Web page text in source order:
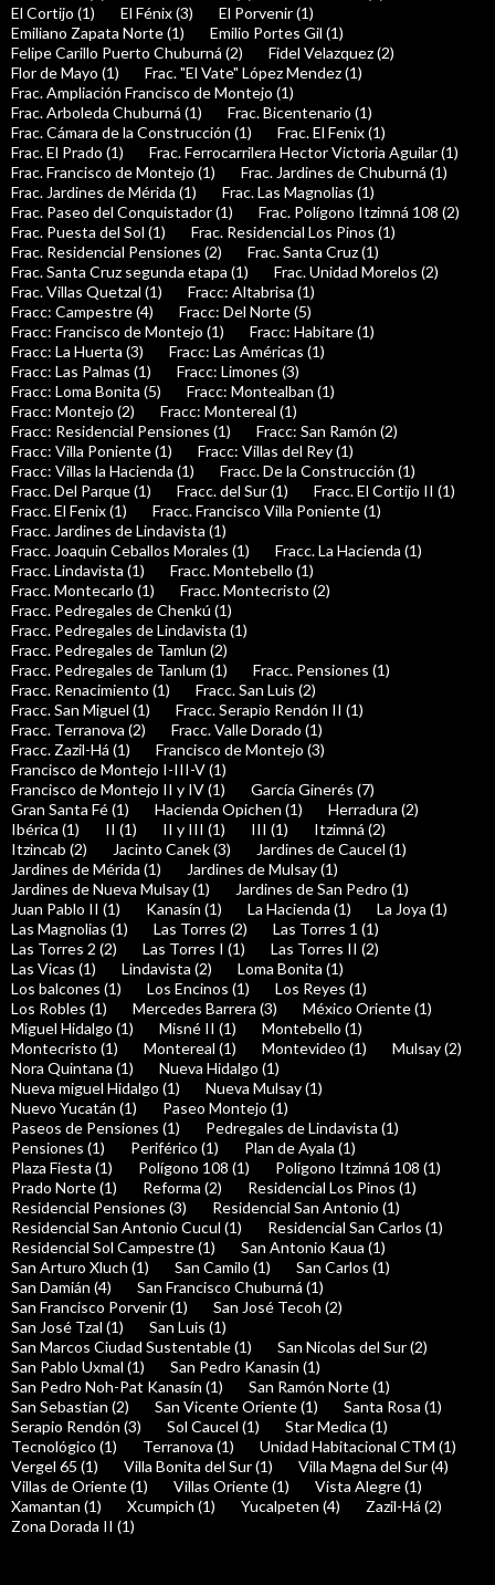
El Cortijo (1)
El Fénix (3)
El Porvenir (1)
Emiliano Zapata Norte (1)
Emilio Portes Gil (1)
Felipe Carillo Puerto Chuburná (2)
Fidel Velazquez (2)
Flor de Mayo (1)
Frac. "El Vate" López Mendez (1)
Frac. Ampliación Francisco de Montejo (1)
Frac. Arboleda Chuburná (1)
Frac. Bicentenario (1)
Frac. Cámara de la Construcción (1)
Frac. El Fenix (1)
Frac. El Prado (1)
Frac. Ferrocarrilera Hector Victoria Aguilar (1)
Frac. Francisco de Montejo (1)
Frac. Jardines de Chuburná (1)
Frac. Jardines de Mérida (1)
Frac. Las Magnolias (1)
Frac. Paseo del Conquistador (1)
Frac. Polígono Itzimná 108 (2)
Frac. Puesta del Sol (1)
Frac. Residencial Los Pinos (1)
Frac. Residencial Pensiones (2)
Frac. Santa Cruz (1)
Frac. Santa Cruz segunda etapa (1)
Frac. Unidad Morelos (2)
Frac. Villas Quetzal (1)
Fracc: Altabrisa (1)
Fracc: Campestre (4)
Fracc: Del Norte (5)
Fracc: Francisco de Montejo (1)
Fracc: Habitare (1)
Fracc: La Huerta (3)
Fracc: Las Américas (1)
Fracc: Las Palmas (1)
Fracc: Limones (3)
Fracc: Loma Bonita (5)
Fracc: Montealban (1)
Fracc: Montejo (2)
Fracc: Montereal (1)
Fracc: Residencial Pensiones (1)
Fracc: San Ramón (2)
Fracc: Villa Poniente (1)
Fracc: Villas del Rey (1)
Fracc: Villas la Hacienda (1)
Fracc. De la Construcción (1)
Fracc. Del Parque (1)
Fracc. del Sur (1)
Fracc. El Cortijo II (1)
Fracc. El Fenix (1)
Fracc. Francisco Villa Poniente (1)
Fracc. Jardines de Lindavista (1)
Fracc. Joaquin Ceballos Morales (1)
Fracc. La Hacienda (1)
Fracc. Lindavista (1)
Fracc. Montebello (1)
Fracc. Montecarlo (1)
Fracc. Montecristo (2)
Fracc. Pedregales de Chenkú (1)
Fracc. Pedregales de Lindavista (1)
Fracc. Pedregales de Tamlun (2)
Fracc. Pedregales de Tanlum (1)
Fracc. Pensiones (1)
Fracc. Renacimiento (1)
Fracc. San Luis (2)
Fracc. San Miguel (1)
Fracc. Serapio Rendón II (1)
Fracc. Terranova (2)
Fracc. Valle Dorado (1)
Fracc. Zazil-Há (1)
Francisco de Montejo (3)
Francisco de Montejo I-III-V (1)
Francisco de Montejo II y IV (1)
García Ginerés (7)
Gran Santa Fé (1)
Hacienda Opichen (1)
Herradura (2)
Ibérica (1)
II (1) II y III (1) III (1)
Itzimná (2)
Itzincab (2)
Jacinto Canek (3)
Jardines de Caucel (1)
Jardines de Mérida (1)
Jardines de Mulsay (1)
Jardines de Nueva Mulsay (1)
Jardines de San Pedro (1)
Juan Pablo II (1)
Kanasín (1) La Hacienda (1)
La Joya (1)
Las Magnolias (1)
Las Torres (2)
Las Torres 1 (1)
Las Torres 2 (2)
Las Torres I (1)
Las Torres II (2)
Las Vicas (1)
Lindavista (2)
Loma Bonita (1)
Los balcones (1)
Los Encinos (1)
Los Reyes (1)
Los Robles (1)
Mercedes Barrera (3)
México Oriente (1)
Miguel Hidalgo (1)
Misné II (1)
Montebello (1)
Montecristo (1)
Montereal (1) Montevideo (1)
Mulsay (2)
Nora Quintana (1)
Nueva Hidalgo (1)
Nueva miguel Hidalgo (1)
Nueva Mulsay (1)
Nuevo Yucatán (1)
Paseo Montejo (1)
Paseos de Pensiones (1)
Pedregales de Lindavista (1)
Pensiones (1)
Periférico (1)
Plan de Ayala (1)
Plaza Fiesta (1)
Polígono 108 (1)
Poligono Itzimná 108 (1)
Prado Norte (1)
Reforma (2)
Residencial Los Pinos (1)
Residencial Pensiones (3)
Residencial San Antonio (1)
Residencial San Antonio Cucul (1)
Residencial San Carlos (1)
Residencial Sol Campestre (1)
San Antonio Kaua (1)
San Arturo Xluch (1)
San Camilo (1)
San Carlos (1)
San Damián (4)
San Francisco Chuburná (1)
San Francisco Porvenir (1)
San José Tecoh (2)
San José Tzal (1)
San Luis (1)
San Marcos Ciudad Sustentable (1)
San Nicolas del Sur (2)
San Pablo Uxmal (1)
San Pedro Kanasin (1)
San Pedro Noh-Pat Kanasín (1)
San Ramón Norte (1)
San Sebastian (2)
San Vicente Oriente (1)
Santa Rosa (1)
Serapio Rendón (3)
Sol Caucel (1)
Star Medica (1)
Tecnológico (1)
Terranova (1)
Unidad Habitacional CTM (1)
Vergel 65 (1)
Villa Bonita del Sur (1)
Villa Magna del Sur (4)
Villas de Oriente (1)
Villas Oriente (1)
Vista Alegre (1)
Xamantan (1)
Xcumpich (1) Yucalpeten (4)
Zazil-Há (2)
Zona Dorada II (1)